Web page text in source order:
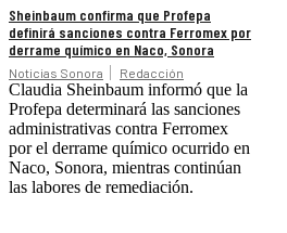
Sheinbaum confirma que Profepa
definirá sanciones contra Ferromex por
derrame químico en Naco, Sonora
Noticias Sonora Redacción
Claudia Sheinbaum informó que la
Profepa determinará las sanciones
administrativas contra Ferromex
por el derrame químico ocurrido en
Naco, Sonora, mientras continúan
las labores de remediación.